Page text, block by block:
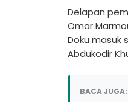
Delapan
Omar
Doku masuk
Abdukodir
BACA JUGA: